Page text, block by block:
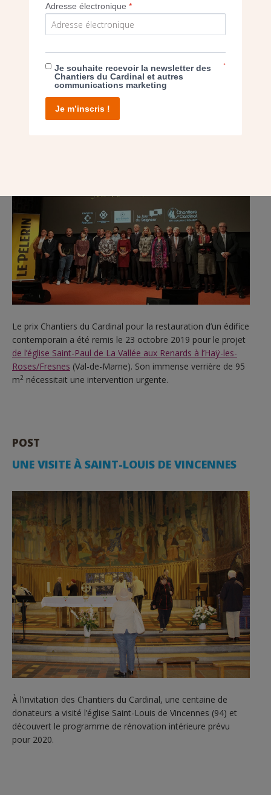
GRAND PRIX PÈLERIN DU PATRIMOINE 2019
– LA VERRIÈRE DE L’ÉGLISE SAINT-PAUL
Le prix Chantiers du Cardinal pour la restauration d’un édifice
contemporain a été remis le 23 octobre 2019 pour le projet
de l’église Saint-Paul de La Vallée aux Renards à l’Haÿ-les-
Roses/Fresnes (Val-de-Marne). Son immense verrière de 95
m2 nécessitait une intervention urgente.
POST
UNE VISITE À SAINT-LOUIS DE VINCENNES
À l’invitation des Chantiers du Cardinal, une centaine de
donateurs a visité l’église Saint-Louis de Vincennes (94) et
découvert le programme de rénovation intérieure prévu
pour 2020.
Adresse électronique*
Je souhaite recevoir la newsletter des
Chantiers du Cardinal et autres
communications marketing
*
Je m’inscris !